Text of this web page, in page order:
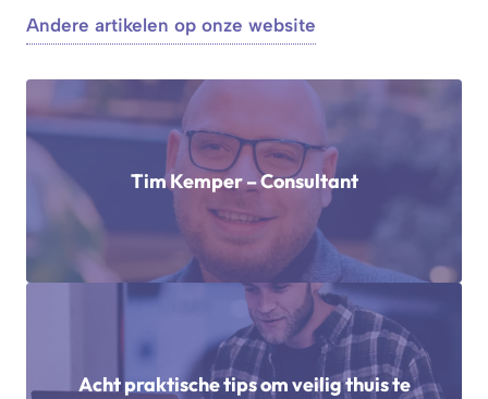
Andere artikelen op onze website
Tim Kemper – Consultant
Acht praktische tips om veilig thuis te